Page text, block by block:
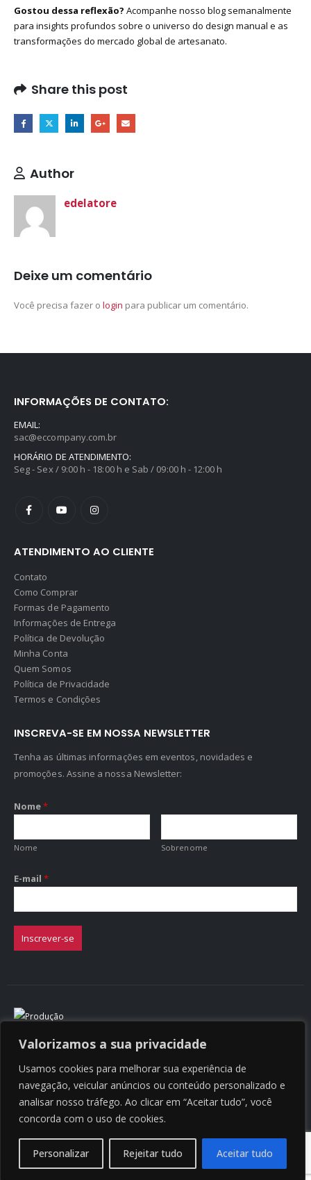
Valorizamos a sua privacidade
Usamos cookies para melhorar sua experiência de
navegação, veicular anúncios ou conteúdo personalizado e
analisar nosso tráfego. Ao clicar em “Aceitar tudo”, você
concorda com o uso de cookies.
Personalizar Rejeitar tudo Aceitar tudo
Gostou dessa reflexão? Acompanhe nosso blog semanalmente
para insights profundos sobre o universo do design manual e as
transformações do mercado global de artesanato.
Share this post
Author
edelatore
Deixe um comentário
Você precisa fazer o login para publicar um comentário.
INFORMAÇÕES DE CONTATO:
EMAIL:
sac@eccompany.com.br
HORÁRIO DE ATENDIMENTO:
Seg - Sex / 9:00 h - 18:00 h e Sab / 09:00 h - 12:00 h
ATENDIMENTO AO CLIENTE
Contato
Como Comprar
Formas de Pagamento
Informações de Entrega
Política de Devolução
Minha Conta
Quem Somos
Política de Privacidade
Termos e Condições
INSCREVA-SE EM NOSSA NEWSLETTER
Tenha as últimas informações em eventos, novidades e
promoções. Assine a nossa Newsletter:
Nome*
Nome Sobrenome
E-mail*
Inscrever-se
Copyright © 2025 E&C Company